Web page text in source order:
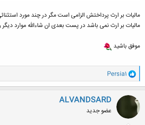
مالیات بر ارث پرداختش الزامی است مگر در چند مورد
مالیات بر ارث نمی باشد در پست بعدی ان شاءالله موارد دیگر
موفق باشید
و
ا
ک
ن
ا
Persia1
ALVANDSARD
عضو جدید